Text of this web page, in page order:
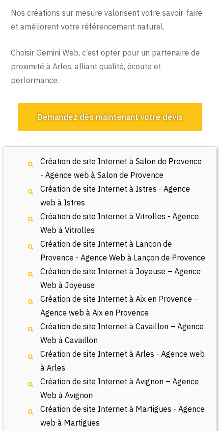
Nos créations sur mesure valorisent votre savoir-faire
et améliorent votre référencement naturel.
Choisir Gemini Web, c’est opter pour un partenaire de
proximité à Arles, alliant qualité, écoute et
performance.
Demandez dès maintenant votre devis
Création de site Internet à Salon de Provence
- Agence web à Salon de Provence
Création de site Internet à Istres - Agence
web à Istres
Création de site Internet à Vitrolles - Agence
Web à Vitrolles
Création de site Internet à Lançon de
Provence - Agence Web à Lançon de Provence
Création de site Internet à Joyeuse – Agence
Web à Joyeuse
Création de site Internet à Aix en Provence -
Agence web à Aix en Provence
Création de site Internet à Cavaillon – Agence
Web à Cavaillon
Création de site Internet à Arles - Agence web
à Arles
Création de site Internet à Avignon – Agence
Web à Avignon
Création de site Internet à Martigues - Agence
web à Martigues